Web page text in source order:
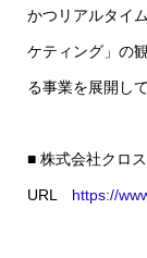
かつリアルタイ
ケティング」の
る事業を展開し
■ 株式会社クロ
URL https://